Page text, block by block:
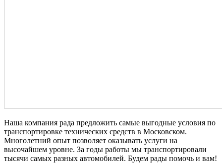
Наша компания рада предложить самые выгодные условия по
транспортировке технических средств в Московском.
Многолетний опыт позволяет оказывать услуги на
высочайшем уровне. За годы работы мы транспортировали
тысячи самых разных автомобилей. Будем рады помочь и вам!